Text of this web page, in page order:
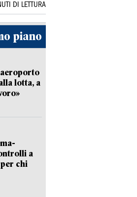
DI LETTURA
piano
lotta, a
a
chi